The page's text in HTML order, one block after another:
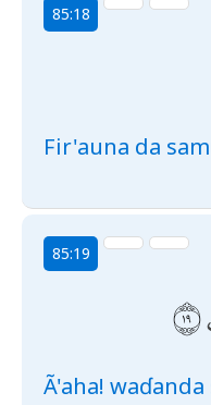
85:18
Fir'auna da
85:19
Ã'aha!